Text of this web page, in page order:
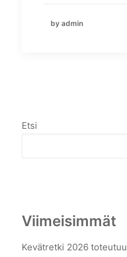
by admin
Etsi
Viimeisimmät
Kevätretki 2026 toteutuu